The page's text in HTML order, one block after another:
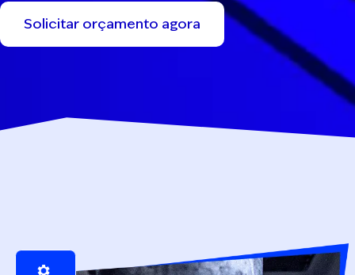
Solicitar orçamento agora